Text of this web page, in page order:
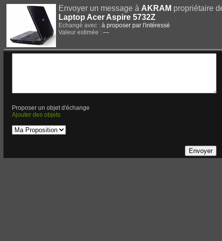
Envoyer un message à AKRAM propriétaire
Laptop Acer Aspire 5732Z
Echangé avec : à proposer par l'intéressé
Valeur estimée : ---
Proposer un objet d'échange
Ajouter des objets